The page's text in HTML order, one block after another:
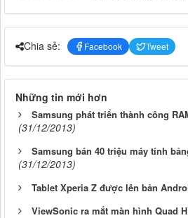
Chia sẻ: Facebook Tweet
Những tin mới hơn
Samsung phát triển thành công
(31/12/2013)
Samsung bán 40 triệu máy tính
(31/12/2013)
Tablet Xperia Z được lên bản
ViewSonic ra mắt màn hình Quad